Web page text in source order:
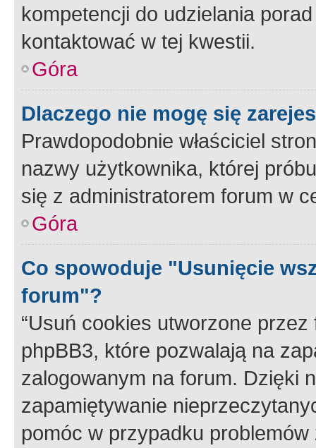
kompetencji do udzielania
kontaktować w tej kwestii.
Góra
Dlaczego nie mogę się
Prawdopodobnie właściciel
nazwy użytkownika, której
się z administratorem forum w
Góra
Co spowoduje "Usunięcie
forum"?
“Usuń cookies utworzone
phpBB3, które pozwalają na
zalogowanym na forum. Dzięki
zapamiętywanie
pomóc w przypadku